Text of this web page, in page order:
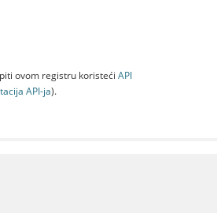
ovom registru koristeći API
API-jа).